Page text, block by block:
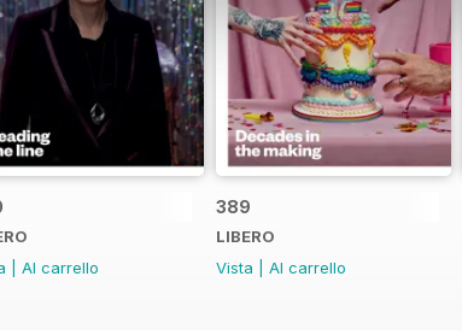
Al carrello
389
LIBERO
Vista
Al carrello